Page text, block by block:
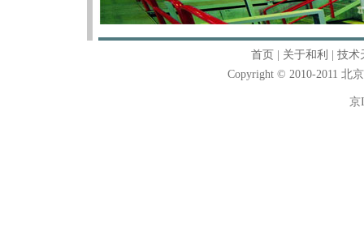
首页 关于和利
技术
Copyright © 2010-2011 北
京